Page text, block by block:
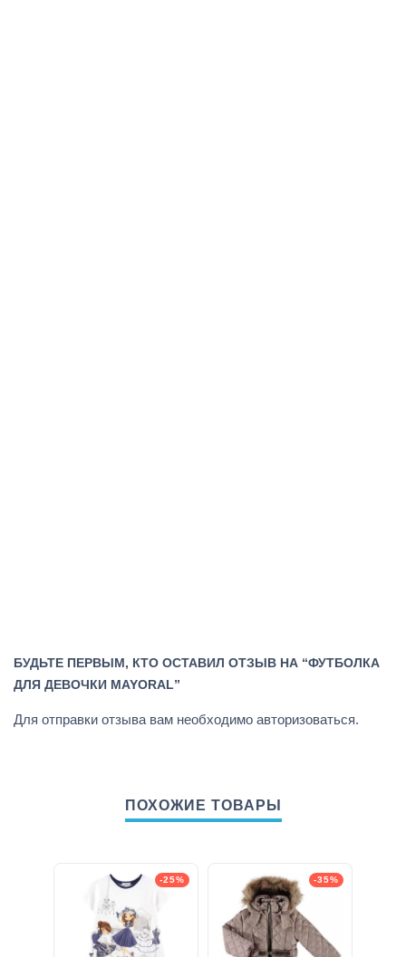
БУДЬТЕ ПЕРВЫМ, КТО ОСТАВИЛ ОТЗЫВ НА “ФУТБОЛКА
ДЛЯ ДЕВОЧКИ MAYORAL”
Для отправки отзыва вам необходимо авторизоваться.
ПОХОЖИЕ ТОВАРЫ
-25% -35%